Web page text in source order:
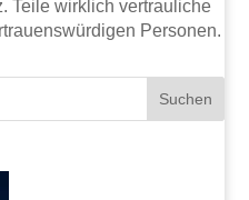
Teile wirklich vertrauliche
Personen.